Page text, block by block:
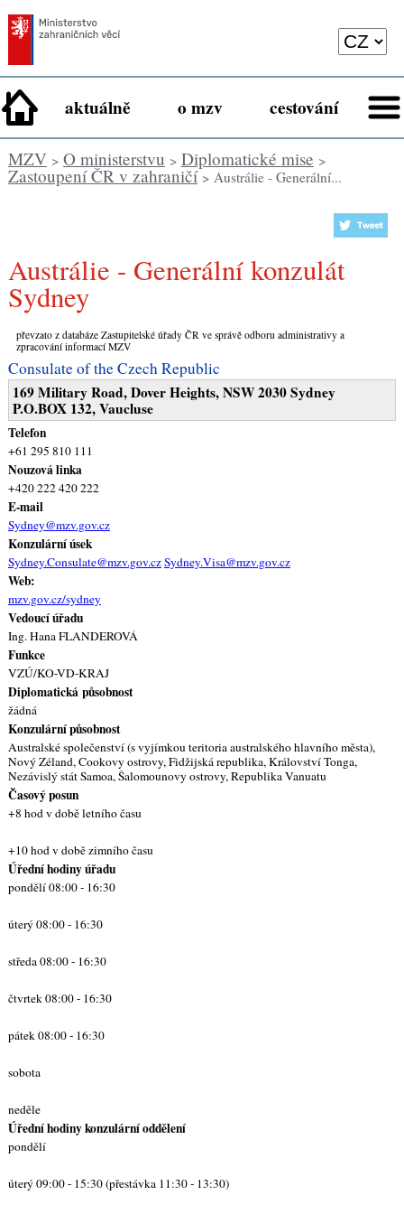
aktuálně o mzv cestování
MZV> O ministerstvu > Diplomatické mise >
Zastoupení ČR v zahraničí> Austrálie - Generální...
Austrálie - Generální konzulát
Sydney
převzato z databáze Zastupitelské úřady ČR ve správě odboru administrativy a
zpracování informací MZV
Consulate of the Czech Republic
169 Military Road, Dover Heights, NSW 2030 Sydney
P.O.BOX 132, Vaucluse
Telefon
+61 295 810 111
Nouzová linka
+420 222 420 222
E-mail
Sydney@mzv.gov.cz
Konzulární úsek
Sydney.Consulate@mzv.gov.czSydney.Visa@mzv.gov.cz
Web:
mzv.gov.cz/sydney
Vedoucí úřadu
Ing. Hana FLANDEROVÁ
Funkce
VZÚ/KO-VD-KRAJ
Diplomatická působnost
žádná
Konzulární působnost
Australské společenství (s vyjímkou teritoria australského hlavního města),
Nový Zéland, Cookovy ostrovy, Fidžijská republika, Království Tonga,
Nezávislý stát Samoa, Šalomounovy ostrovy, Republika Vanuatu
Časový posun
+8 hod v době letního času
+10 hod v době zimního času
Úřední hodiny úřadu
pondělí 08:00 - 16:30
úterý 08:00 - 16:30
středa 08:00 - 16:30
čtvrtek 08:00 - 16:30
pátek 08:00 - 16:30
sobota
neděle
Úřední hodiny konzulární oddělení
pondělí
úterý 09:00 - 15:30 (přestávka 11:30 - 13:30)